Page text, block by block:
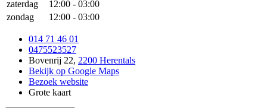
zaterdag 12:00 - 03:00
zondag
12:00 - 03:00
014 71 46 01
0475523527
Bovenrij 22, 2200 Herentals
Bekijk op Google Maps
Bezoek website
Grote kaart